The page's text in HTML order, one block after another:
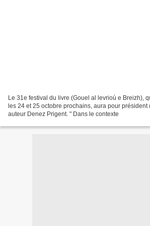
Le 31e festival du livre (Gouel al levrioù e Breizh),
les 24 et 25 octobre prochains, aura pour
auteur Denez Prigent. " Dans le contexte